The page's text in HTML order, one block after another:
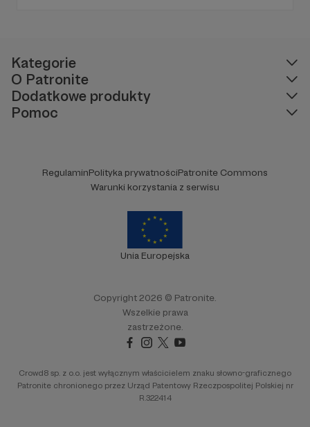
Kategorie
O Patronite
Dodatkowe produkty
Pomoc
RegulaminPolityka prywatnościPatronite Commons
Warunki korzystania z serwisu
Unia Europejska
Copyright 2026 © Patronite.
Wszelkie prawa
zastrzeżone.
Crowd8 sp. z o.o. jest wyłącznym właścicielem znaku słowno-graficznego
Patronite chronionego przez Urząd Patentowy Rzeczpospolitej Polskiej nr
R.322414